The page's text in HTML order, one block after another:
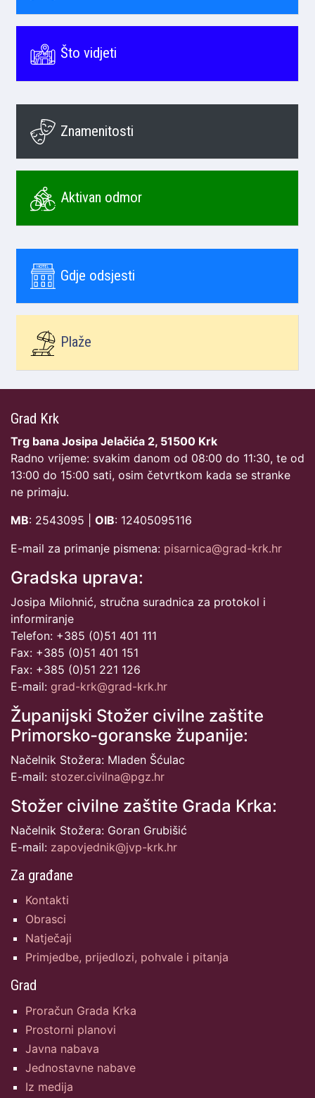
Što vidjeti
Znamenitosti
Aktivan odmor
Gdje odsjesti
Plaže
Grad Krk
Trg bana Josipa Jelačića 2, 51500 Krk
Radno vrijeme: svakim danom od 08:00 do 11:30, te od
13:00 do 15:00 sati, osim četvrtkom kada se stranke
ne primaju.
MB: 2543095 | OIB: 12405095116
E-mail za primanje pismena: pisarnica@grad-krk.hr
Gradska uprava:
Josipa Milohnić, stručna suradnica za protokol i
informiranje
Telefon: +385 (0)51 401 111
Fax: +385 (0)51 401 151
Fax: +385 (0)51 221 126
E-mail: grad-krk@grad-krk.hr
Županijski Stožer civilne zaštite
Primorsko-goranske županije:
Načelnik Stožera: Mladen Šćulac
E-mail: stozer.civilna@pgz.hr
Stožer civilne zaštite Grada Krka:
Načelnik Stožera: Goran Grubišić
E-mail: zapovjednik@jvp-krk.hr
Za građane
Kontakti
Obrasci
Natječaji
Primjedbe, prijedlozi, pohvale i pitanja
Grad
Proračun Grada Krka
Prostorni planovi
Javna nabava
Jednostavne nabave
Iz medija